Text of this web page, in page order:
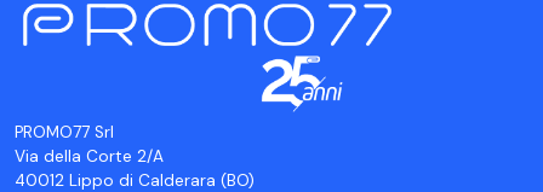
PROMO77 Srl
Via della Corte 2/A
40012 Lippo di Calderara (BO)